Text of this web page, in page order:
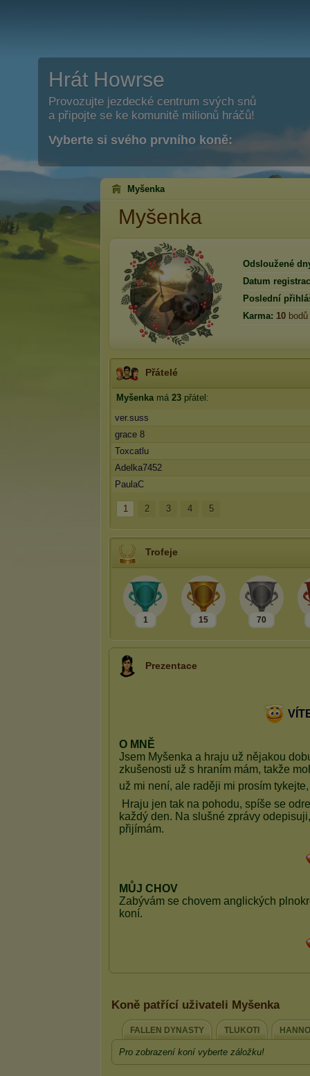
Hrát Howrse
Provozujte jezdecké centrum svých snů
a připojte se ke komunitě milionů hráčů!
Vyberte si svého prvního koně:
Myšenka
Myšenka
Odsloužené
Datum
Poslední
Karma: 10 bodů
Přátelé
Myšenkamá 23 přátel:
ver.suss
grace 8
Toxcatlu
Adelka7452
PaulaC
1 2 3 4 5
Trofeje
1 15 70
Prezentace
Koně patřící uživateli Myšenka
FALLEN DYNASTY TLUKOTI
Pro zobrazení koní vyberte záložku!